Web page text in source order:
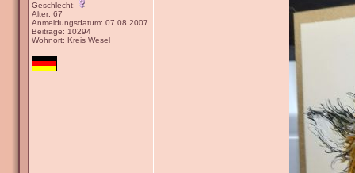
Geschlecht:
Alter: 67
Anmeldungsdatum: 07.08.2007
Beiträge: 10294
Wohnort: Kreis Wesel